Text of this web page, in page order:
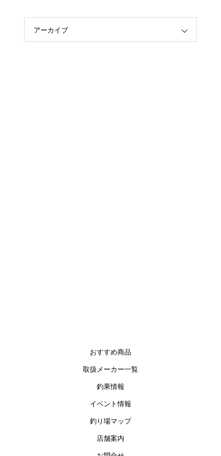
アーカイブ
おすすめ商品
取扱メーカー一覧
釣果情報
イベント情報
釣り場マップ
店舗案内